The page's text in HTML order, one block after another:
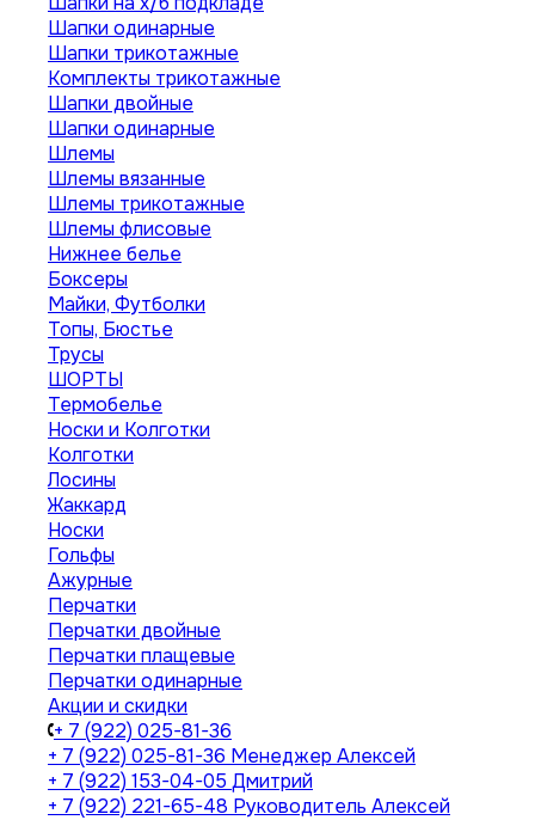
Шапки одинарные
Шапки трикотажные
Комплекты трикотажные
Шапки двойные
Шапки одинарные
Шлемы
Шлемы вязанные
Шлемы трикотажные
Шлемы флисовые
Нижнее белье
Боксеры
Майки, Футболки
Топы, Бюстье
Трусы
ШОРТЫ
Термобелье
Носки и Колготки
Колготки
Лосины
Жаккард
Носки
Гольфы
Ажурные
Перчатки
Перчатки двойные
Перчатки плащевые
Перчатки одинарные
Акции и скидки
+ 7 (922) 025-81-36
+ 7 (922) 025-81-36 Менеджер Алексей
+ 7 (922) 153-04-05 Дмитрий
+ 7 (922) 221-65-48 Руководитель Алексей